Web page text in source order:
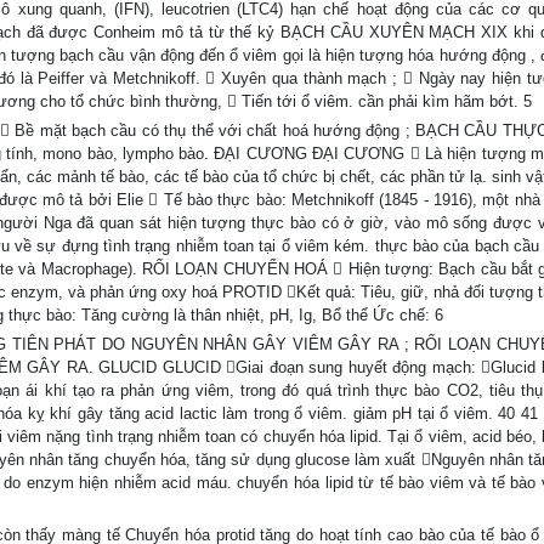
xung quanh, (IFN), leucotrien (LTC4) hạn chế hoạt động của các cơ
đã được Conheim mô tả từ thế kỷ BẠCH CẦU XUYÊN MẠCH XIX khi
tượng bạch cầu vận động đến ổ viêm gọi là hiện tượng hóa hướng động ,
là Peiffer và Metchnikoff.  Xuyên qua thành mạch ;  Ngày nay hiện
cho tổ chức bình thường,  Tiến tới ổ viêm. cần phải kìm hãm bớt. 5
Bề mặt bạch cầu có thụ thể với chất hoá hướng động ; BẠCH CẦU
mono bào, lympho bào. ĐẠI CƯƠNG ĐẠI CƯƠNG  Là hiện tượng
các mảnh tế bào, các tế bào của tổ chức bị chết, các phần tử lạ. sinh
mô tả bởi Elie  Tế bào thực bào: Metchnikoff (1845 - 1916), một
Nga đã quan sát hiện tượng thực bào có ở giờ, vào mô sống được
về sự đựng tình trạng nhiễm toan tại ổ viêm kém. thực bào của bạch cầu
và Macrophage). RỐI LOẠN CHUYỂN HOÁ  Hiện tượng: Bạch cầu bắt
và phản ứng oxy hoá PROTID Kết quả: Tiêu, giữ, nhả đối tượng
bào: Tăng cường là thân nhiệt, pH, Ig, Bổ thể Ức chế: 6
PHÁT DO NGUYÊN NHÂN GÂY VIÊM GÂY RA ; RỐI LOẠN
GÂY RA. GLUCID GLUCID Giai đoạn sung huyết động mạch: Glucid
ái khí tạo ra phản ứng viêm, trong đó quá trình thực bào CO2, tiêu
kỵ khí gây tăng acid lactic làm trong ổ viêm. giảm pH tại ổ viêm. 40 41
nặng tình trạng nhiễm toan có chuyển hóa lipid. Tại ổ viêm, acid béo,
nhân tăng chuyển hóa, tăng sử dụng glucose làm xuất Nguyên nhân
enzym hiện nhiễm acid máu. chuyển hóa lipid từ tế bào viêm và tế bào
thấy màng tế Chuyển hóa protid tăng do hoạt tính cao bào của tế bào